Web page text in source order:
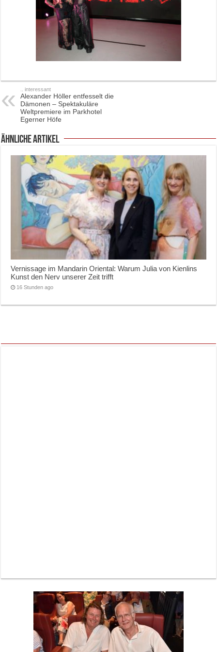
.. interessant
Alexander Höller entfesselt die
Dämonen – Spektakuläre
Weltpremiere im Parkhotel
Egerner Höfe
ähnliche Artikel
Vernissage im Mandarin Oriental: Warum Julia von Kienlins
Kunst den Nerv unserer Zeit trifft
16 Stunden ago